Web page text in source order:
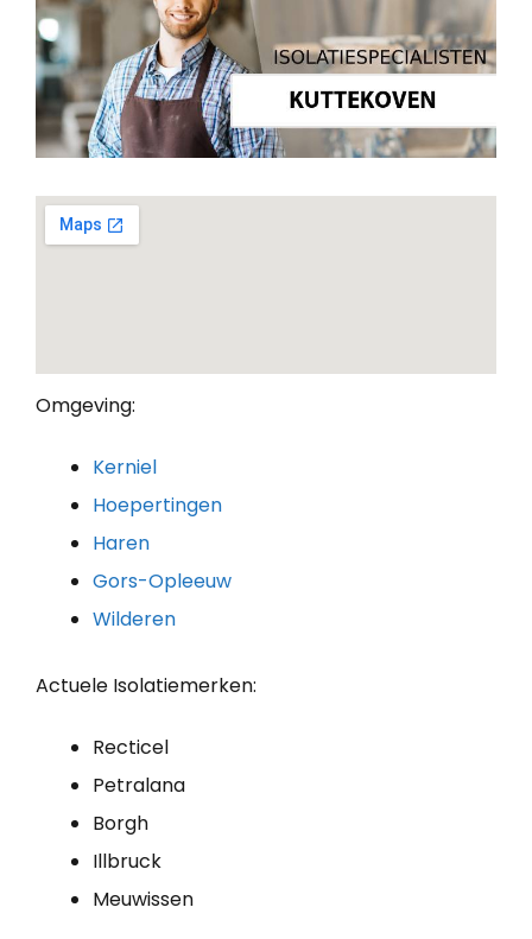
Omgeving:
Kerniel
Hoepertingen
Haren
Gors-Opleeuw
Wilderen
Actuele Isolatiemerken:
Recticel
Petralana
Borgh
Illbruck
Meuwissen